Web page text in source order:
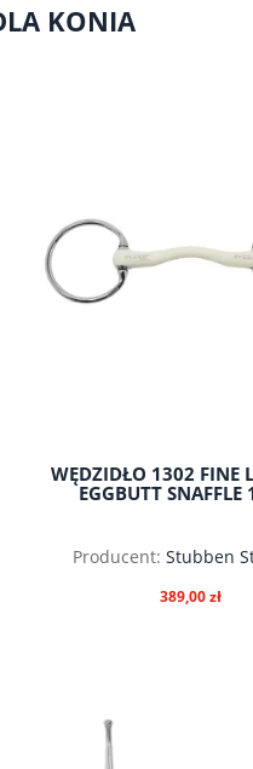
KONIA
WĘDZIDŁO 1302 FINE
EGGBUTT SNAFFLE
Producent: Stubben
389,00 zł